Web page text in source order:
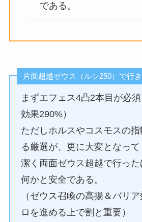
である。
片面超越ゼウス（ルシ250）で行
まずエフェス4凸2本目が必
効果290%）
ただしホルスやコスモスの指
る厳選が、更に大変となって
潔く両面ゼウス超越で行った
何かと安全である。
（ゼウス召喚の高揚＆バリ
ロを進める上で割と重要）